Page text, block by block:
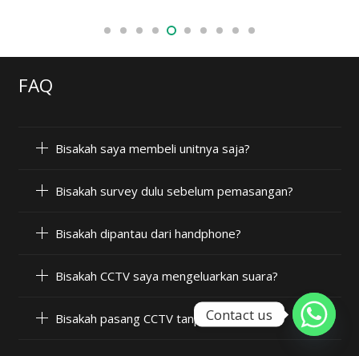
FAQ
Bisakah saya membeli unitnya saja?
Bisakah survey dulu sebelum pemasangan?
Bisakah dipantau dari handphone?
Bisakah CCTV saya mengeluarkan suara?
Bisakah pasang CCTV tanpa internet?
Contact us